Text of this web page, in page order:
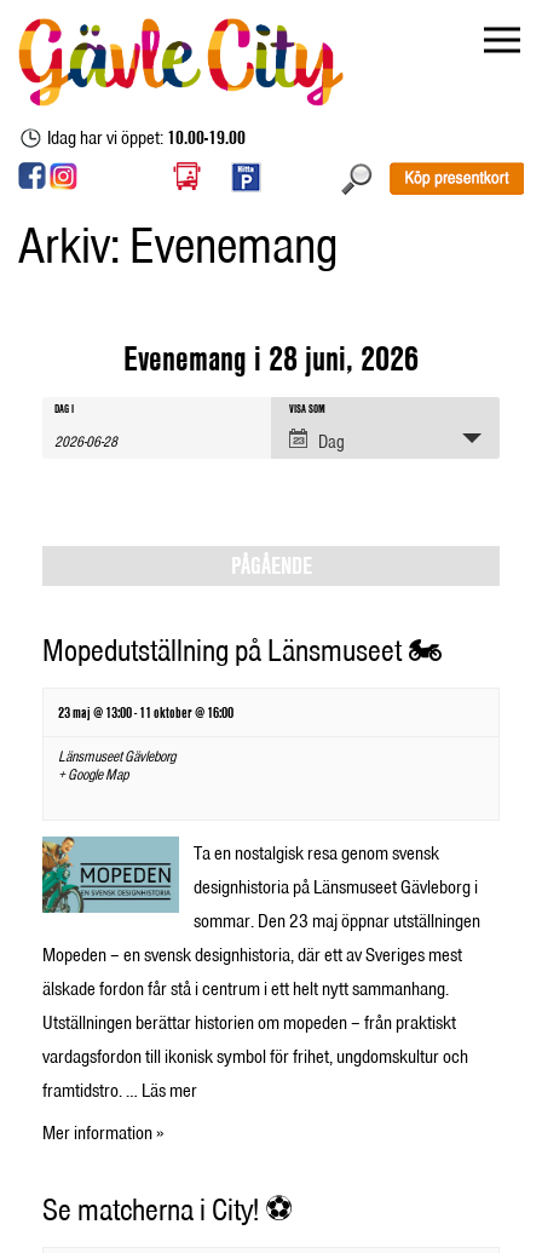
Idag har vi öppet:10.00-19.00
Arkiv: Evenemang
Evenemang i 28 juni, 2026
Evenemang
Views
Navigation
Evenemang
sök
DAG I Evenemang
Views
Navigation
VISA SOM
Dag
PÅGÅENDE
Mopedutställning på Länsmuseet 🏍️
23 maj @ 13:00-11 oktober @ 16:00
Länsmuseet Gävleborg
+ Google Map
Ta en nostalgisk resa genom svensk
designhistoria på Länsmuseet Gävleborg i
sommar. Den 23 maj öppnar utställningen
Mopeden – en svensk designhistoria, där ett av Sveriges mest
älskade fordon får stå i centrum i ett helt nytt sammanhang.
Utställningen berättar historien om mopeden – från praktiskt
vardagsfordon till ikonisk symbol för frihet, ungdomskultur och
framtidstro. … Läs mer
Mer information »
Se matcherna i City! ⚽